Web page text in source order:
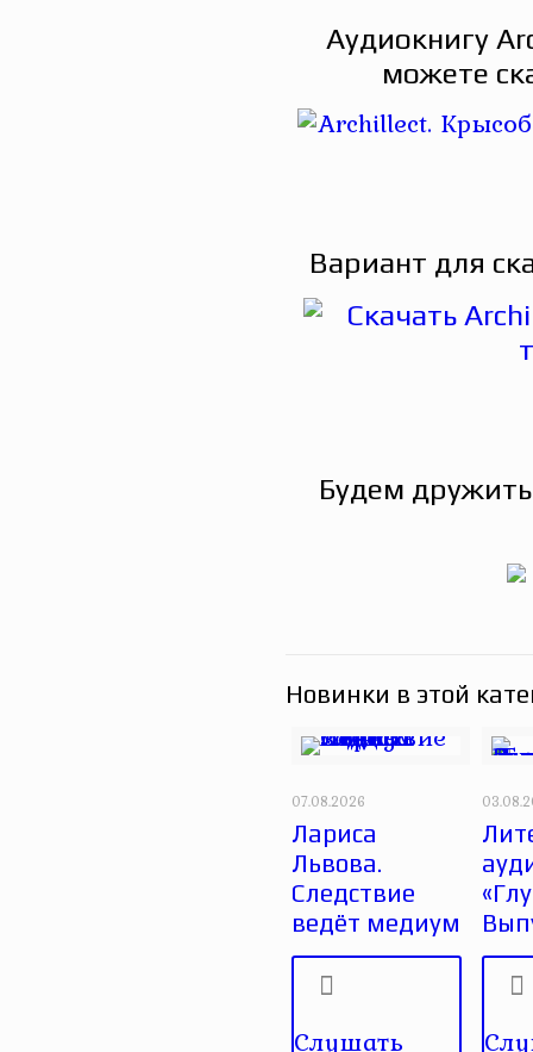
Аудиокнигу
можете
Вариант для
Будем
Новинки в этой
07.08.2026
Лариса
Львова.
Следствие
ведёт медиум
Слушать